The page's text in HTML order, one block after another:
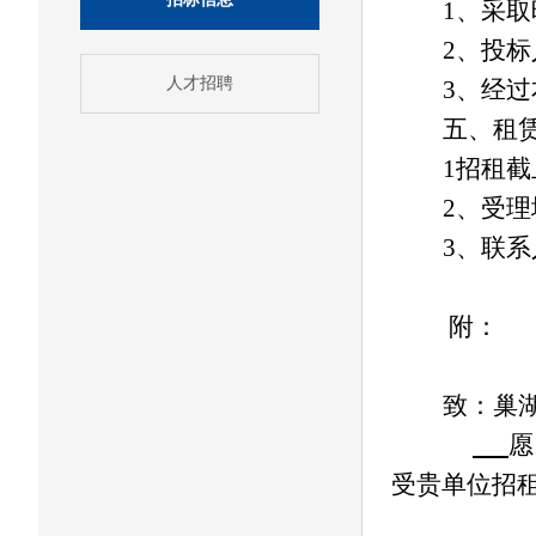
人才招聘
1、采
2、投
3、经
五、租
1招租
2、受
3、联
附：
致：巢
受贵单位招